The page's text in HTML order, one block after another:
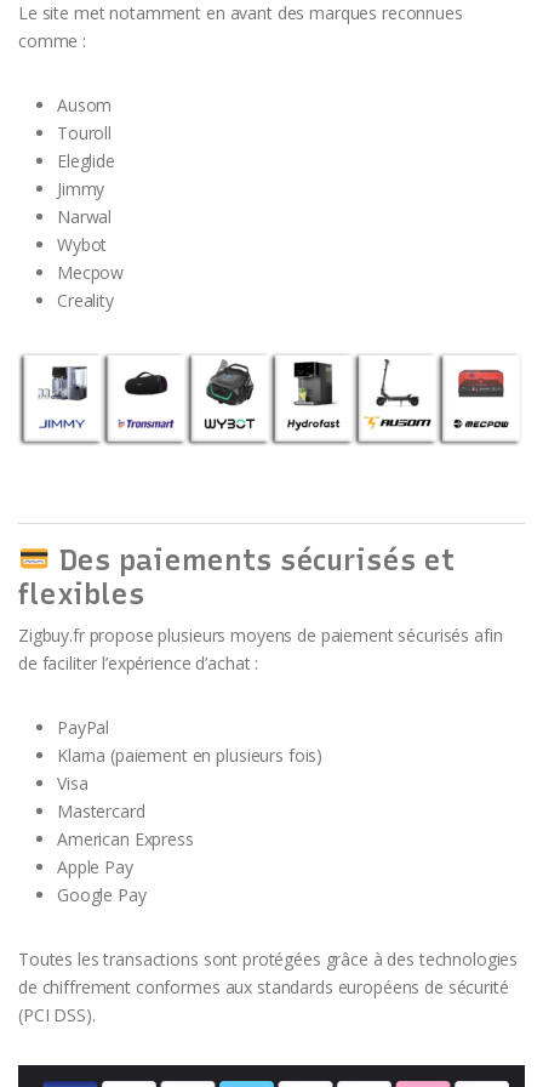
Le site met notamment en avant des marques reconnues
comme :
Ausom
Touroll
Eleglide
Jimmy
Narwal
Wybot
Mecpow
Creality
Des paiements sécurisés et
flexibles
Zigbuy.fr propose plusieurs moyens de paiement sécurisés afin
de faciliter l’expérience d’achat :
PayPal
Klarna (paiement en plusieurs fois)
Visa
Mastercard
American Express
Apple Pay
Google Pay
Toutes les transactions sont protégées grâce à des technologies
de chiffrement conformes aux standards européens de sécurité
(PCI DSS).